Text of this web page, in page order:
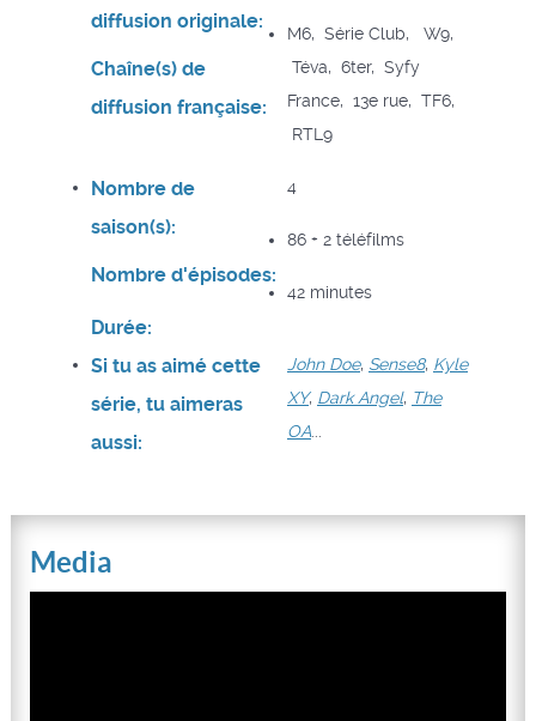
diffusion originale:
Chaîne(s) de
diffusion française:
M6, Série Club, W9,
Téva, 6ter, Syfy
France, 13e rue, TF6,
RTL9
Nombre de
saison(s):
4
Nombre d'épisodes:
86 + 2 téléfilms
Durée:
42 minutes
Si tu as aimé cette
série, tu aimeras
aussi:
John Doe, Sense8, Kyle
XY, Dark Angel, The
OA
Media